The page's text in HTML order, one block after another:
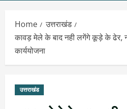
Home
उत्तराखंड
कावड़ मेले के बाद नही लगेंगे कूड़े के ढेर,
कार्ययोजना
उत्तराखंड